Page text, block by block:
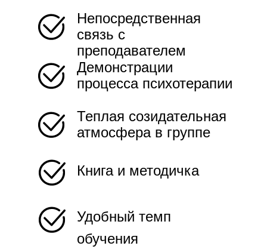
Непосредственная
связь с
преподавателем
Демонстрации
процесса психотерапии
Теплая созидательная
атмосфера в группе
Книга и методичка
Удобный темп
обучения